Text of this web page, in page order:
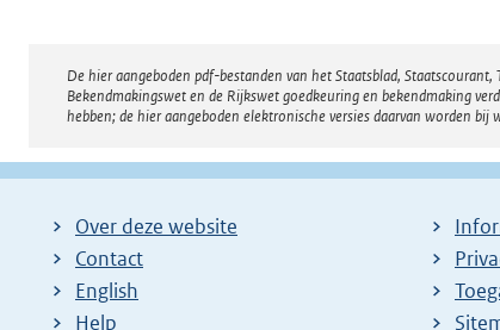
Disclaimer
De hier aangeboden pdf-bestanden van het Staatsblad,
Bekendmakingswet en de Rijkswet goedkeuring en bekendmaking
hebben; de hier aangeboden elektronische versies daarvan worden bij
Over deze website
Contact
English
Help